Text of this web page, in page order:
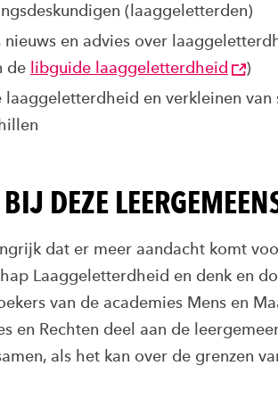
(laaggeletterden)
nieuws en advies over
de libguide laaggeletterdheid
)
laaggeletterdheid en verkleinen van
DEZE
dat er meer aandacht komt
Laaggeletterdheid en denk en
van de academies Mens en
en Rechten deel aan de
als het kan over de grenzen